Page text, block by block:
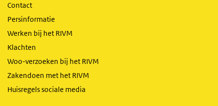
Contact
Persinformatie
Werken bij het RIVM
Klachten
Woo-verzoeken bij het RIVM
Zakendoen met het RIVM
Huisregels sociale media